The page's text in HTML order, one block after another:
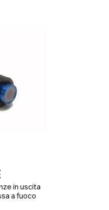
in uscita
a fuoco